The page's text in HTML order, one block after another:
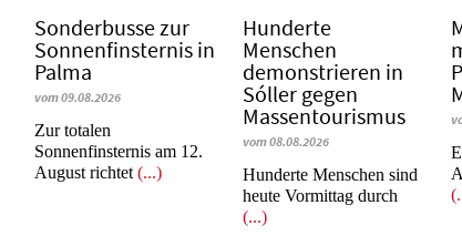
Sonderbusse zur
Sonnenfinsternis in
Palma
vom 09.08.2026
Zur totalen
Sonnenfinsternis am 12.
August richtet(...)
Hunderte
Menschen
demonstrieren in
Sóller gegen
Massentourismus
vom 08.08.2026
Hunderte Menschen sind
heute Vormittag durch
(...)